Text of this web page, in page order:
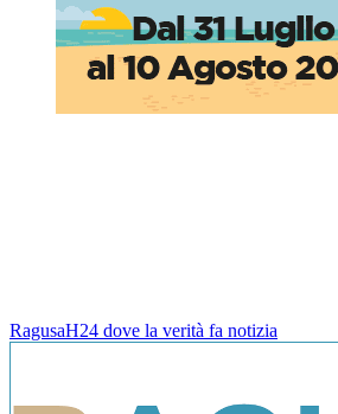
RagusaH24 dove la verità fa notizia